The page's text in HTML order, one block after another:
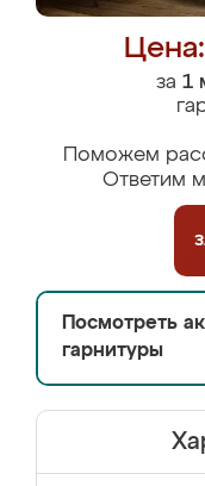
за 1
Поможем
Ответим
Посмотреть
гарнитуры